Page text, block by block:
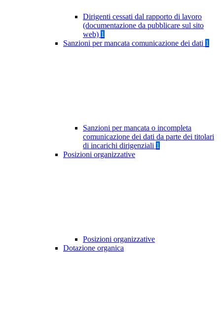
Dirigenti cessati dal rapporto di lavoro
(documentazione da pubblicare sul sito
web) 1
Sanzioni per mancata comunicazione dei dati 1
Sanzioni per mancata o incompleta
comunicazione dei dati da parte dei titolari
di incarichi dirigenziali 1
Posizioni organizzative
Posizioni organizzative
Dotazione organica